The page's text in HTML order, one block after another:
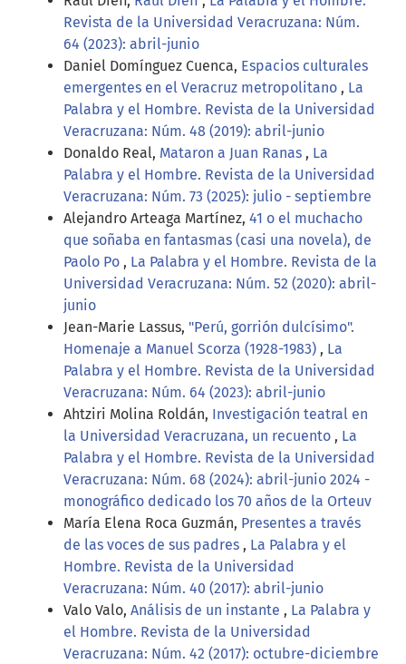
Revista de la Universidad Veracruzana: Núm.
64 (2023): abril-junio
Daniel Domínguez Cuenca, Espacios culturales
emergentes en el Veracruz metropolitano , La
Palabra y el Hombre. Revista de la Universidad
Veracruzana: Núm. 48 (2019): abril-junio
Donaldo Real, Mataron a Juan Ranas , La
Palabra y el Hombre. Revista de la Universidad
Veracruzana: Núm. 73 (2025): julio - septiembre
Alejandro Arteaga Martínez, 41 o el muchacho
que soñaba en fantasmas (casi una novela), de
Paolo Po , La Palabra y el Hombre. Revista de la
Universidad Veracruzana: Núm. 52 (2020): abril-
junio
Jean-Marie Lassus, "Perú, gorrión dulcísimo".
Homenaje a Manuel Scorza (1928-1983) , La
Palabra y el Hombre. Revista de la Universidad
Veracruzana: Núm. 64 (2023): abril-junio
Ahtziri Molina Roldán, Investigación teatral en
la Universidad Veracruzana, un recuento , La
Palabra y el Hombre. Revista de la Universidad
Veracruzana: Núm. 68 (2024): abril-junio 2024 -
monográfico dedicado los 70 años de la Orteuv
María Elena Roca Guzmán, Presentes a través
de las voces de sus padres , La Palabra y el
Hombre. Revista de la Universidad
Veracruzana: Núm. 40 (2017): abril-junio
Valo Valo, Análisis de un instante , La Palabra y
el Hombre. Revista de la Universidad
Veracruzana: Núm. 42 (2017): octubre-diciembre